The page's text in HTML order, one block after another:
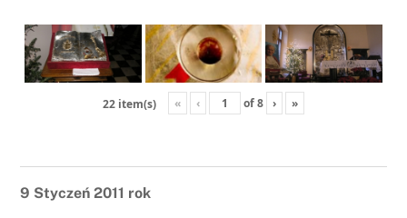
22 item(s) « ‹ of8 › »
9 Styczeń 2011 rok